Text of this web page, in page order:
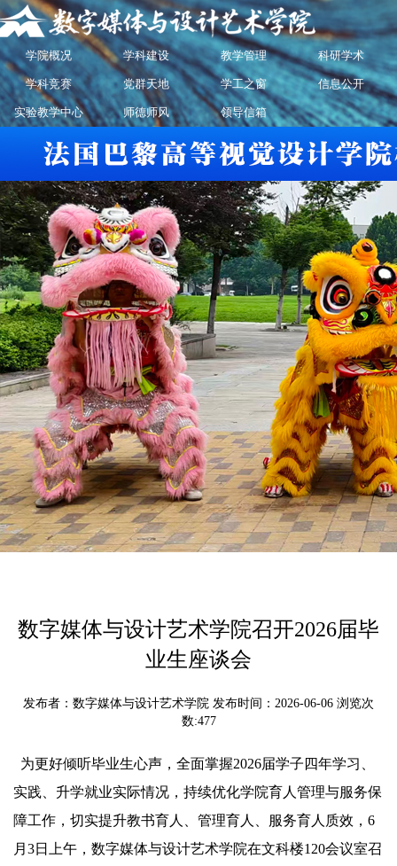
学院概况 学科建设 教学管理 科研学术
学科竞赛 党群天地 学工之窗 信息公开
实验教学中心 师德师风 领导信箱
数字媒体与设计艺术学院召开2026届毕
业生座谈会
发布者：数字媒体与设计艺术学院 发布时间：2026-06-06 浏览次
数:477
为更好倾听毕业生心声，全面掌握2026届学子四年学习、
实践、升学就业实际情况，持续优化学院育人管理与服务保
障工作，切实提升教书育人、管理育人、服务育人质效，6
月3日上午，数字媒体与设计艺术学院在文科楼120会议室召